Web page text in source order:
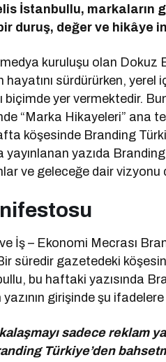
İstanbullu, markaların
bir duruş, değer ve hikâye
kuruluşu olan Dokuz
hayatını sürdürürken,
biçimde yer vermektedir.
“Marka Hikayeleri” ana
köşesinde Branding
yayınlanan yazıda
ve geleceğe dair vizyonu
İş – Ekonomi Mecrası
süredir gazetedeki
bu haftaki yazısında
girişinde şu
sadece reklam
Türkiye’den